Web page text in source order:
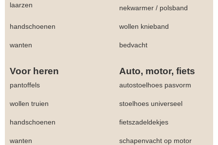
laarzen nekwarmer / polsband
handschoenen wollen knieband
wanten bedvacht
Voor heren Auto, motor, fiets
pantoffels autostoelhoes pasvorm
wollen truien stoelhoes universeel
handschoenen fietszadeldekjes
wanten schapenvacht op motor